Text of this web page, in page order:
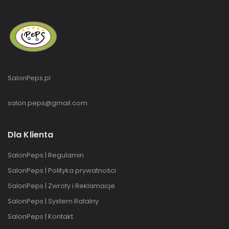
SalonPeps.pl
salon.peps@gmail.com
Dla Klienta
SalonPeps | Regulamin
SalonPeps | Polityka prywatności
SalonPeps | Zwroty i Reklamacje
SalonPeps | System Ratalny
SalonPeps | Kontakt